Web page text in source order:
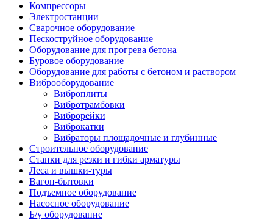
Компрессоры
Электростанции
Сварочное оборудование
Пескоструйное оборудование
Оборудование для прогрева бетона
Буровое оборудование
Оборудование для работы с бетоном и раствором
Виброоборудование
Виброплиты
Вибротрамбовки
Виброрейки
Виброкатки
Вибраторы площадочные и глубинные
Строительное оборудование
Станки для резки и гибки арматуры
Леса и вышки-туры
Вагон-бытовки
Подъемное оборудование
Насосное оборудование
Б/у оборудование